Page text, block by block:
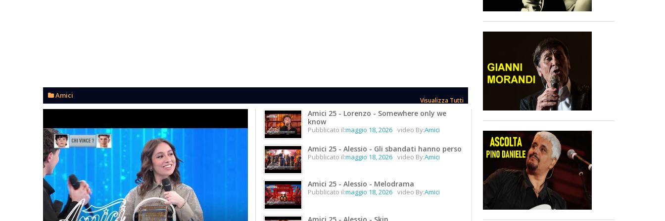
Amici
Visualizza Tutti
Amici 25 - Lorenzo - Somewhere only we
know
Pubblicato il:maggio 18, 2026 video By:Amici
Amici 25 - Alessio - Gli sbandati hanno perso
Pubblicato il:maggio 18, 2026 video By:Amici
Amici 25 - Alessio - Melodrama
Pubblicato il:maggio 18, 2026 video By:Amici
Amici 25 - Alessio - Skin